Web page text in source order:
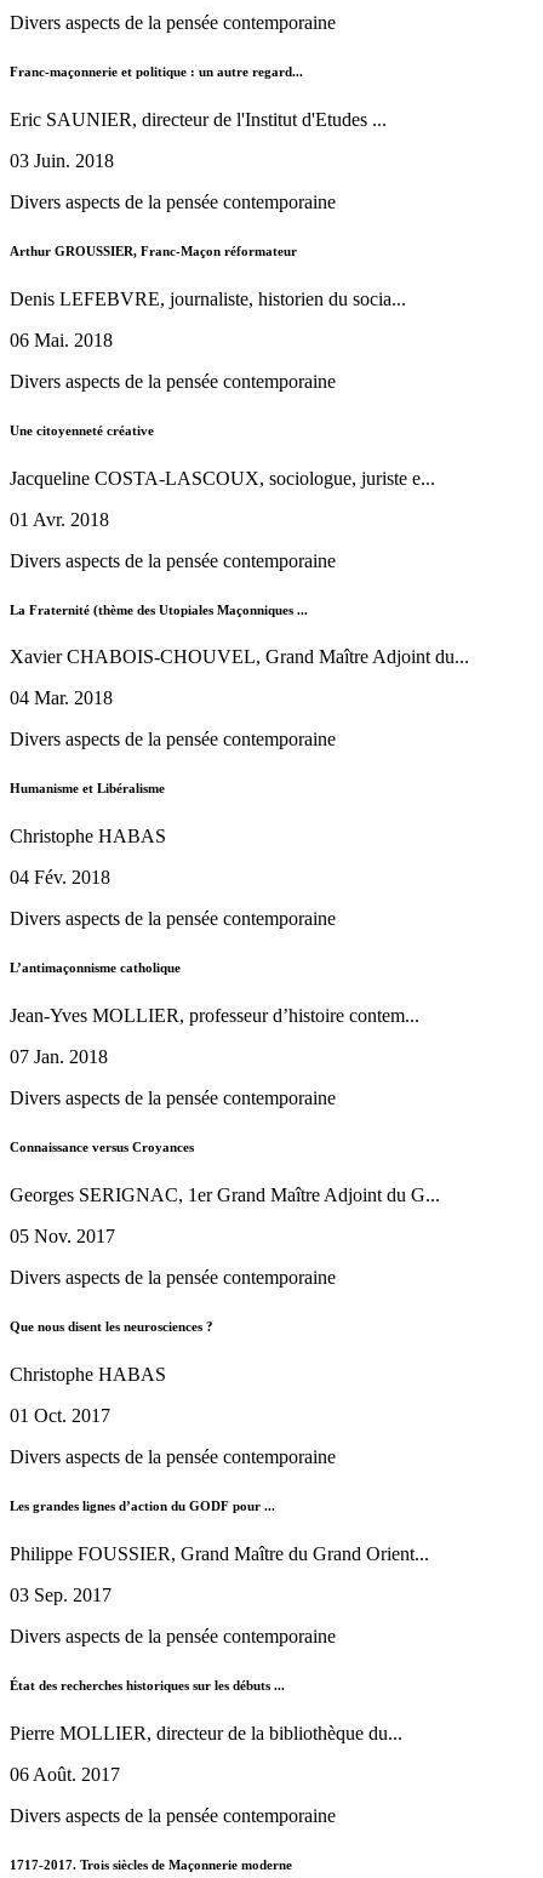
Divers aspects de la pensée contemporaine
Franc-maçonnerie et politique : un autre regard...
Eric SAUNIER, directeur de l'Institut d'Etudes ...
03 Juin. 2018
Divers aspects de la pensée contemporaine
Arthur GROUSSIER, Franc-Maçon réformateur
Denis LEFEBVRE, journaliste, historien du socia...
06 Mai. 2018
Divers aspects de la pensée contemporaine
Une citoyenneté créative
Jacqueline COSTA-LASCOUX, sociologue, juriste e...
01 Avr. 2018
Divers aspects de la pensée contemporaine
La Fraternité (thème des Utopiales Maçonniques ...
Xavier CHABOIS-CHOUVEL, Grand Maître Adjoint du...
04 Mar. 2018
Divers aspects de la pensée contemporaine
Humanisme et Libéralisme
Christophe HABAS
04 Fév. 2018
Divers aspects de la pensée contemporaine
L’antimaçonnisme catholique
Jean-Yves MOLLIER, professeur d’histoire contem...
07 Jan. 2018
Divers aspects de la pensée contemporaine
Connaissance versus Croyances
Georges SERIGNAC, 1er Grand Maître Adjoint du G...
05 Nov. 2017
Divers aspects de la pensée contemporaine
Que nous disent les neurosciences ?
Christophe HABAS
01 Oct. 2017
Divers aspects de la pensée contemporaine
Les grandes lignes d’action du GODF pour ...
Philippe FOUSSIER, Grand Maître du Grand Orient...
03 Sep. 2017
Divers aspects de la pensée contemporaine
État des recherches historiques sur les débuts ...
Pierre MOLLIER, directeur de la bibliothèque du...
06 Août. 2017
Divers aspects de la pensée contemporaine
1717-2017. Trois siècles de Maçonnerie moderne